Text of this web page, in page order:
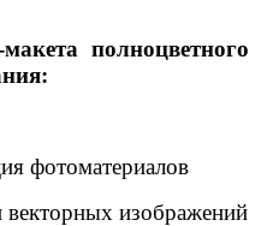
полноцветного
фотоматериалов
изображений